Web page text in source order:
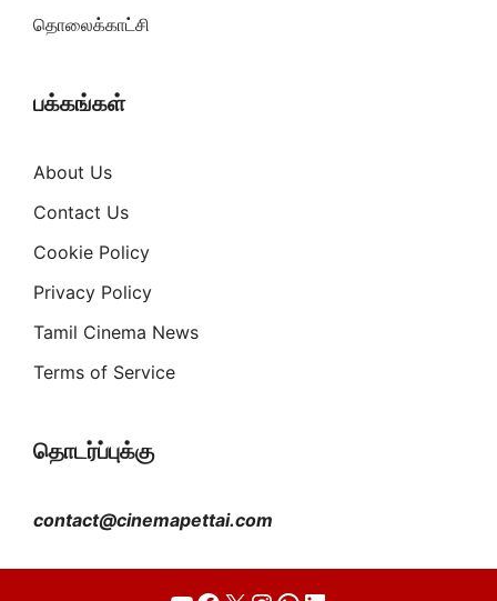
தொலைக்காட்சி
பக்கங்கள்
About Us
Contact Us
Cookie Policy
Privacy Policy
Tamil Cinema News
Terms of Service
தொடர்ப்புக்கு
contact@cinemapettai.com